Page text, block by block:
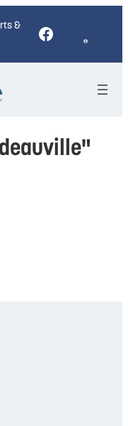
&
Facebook